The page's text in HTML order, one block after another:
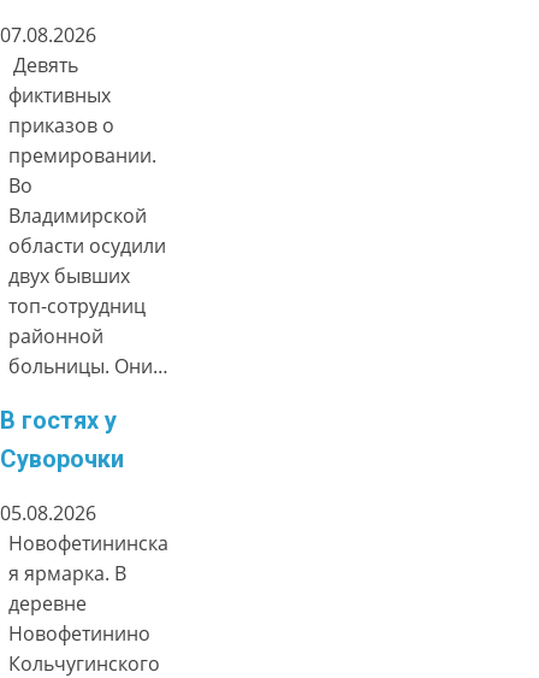
07.08.2026
Девять
фиктивных
приказов о
премировании.
Во
Владимирской
области осудили
двух бывших
топ-сотрудниц
районной
больницы. Они…
В гостях у
Суворочки
05.08.2026
Новофетининска
я ярмарка. В
деревне
Новофетинино
Кольчугинского